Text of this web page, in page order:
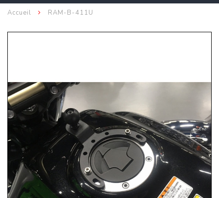
Accueil RAM-B-411U